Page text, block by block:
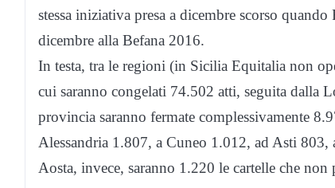
stessa iniziativa presa a dicembre scorso
dicembre alla Befana 2016.
In testa, tra le regioni (in Sicilia Equitalia non
cui saranno congelati 74.502 atti, seguita dalla
provincia saranno fermate complessivamente
Alessandria 1.807, a Cuneo 1.012, ad Asti
Aosta, invece, saranno 1.220 le cartelle che non